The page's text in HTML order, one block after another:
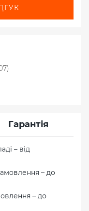
Гарантія
– від
– до
– до